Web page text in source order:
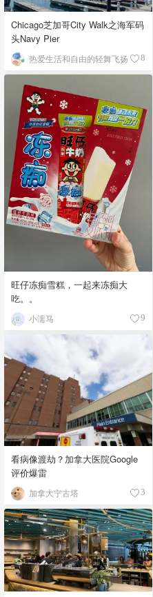
Chicago芝加哥City Walk之海军码
头Navy Pier
热爱生活和自由的轻舞飞扬 8
旺仔冻痴雪糕，一起来冻痴大
吃。。
小濡马 9
看病像渡劫？加拿大医院Google
评价爆雷
加拿大宁古塔 3